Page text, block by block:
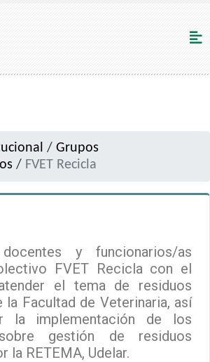
/ Grupos
/ FVET Recicla
docentes y funcionarios/as
FVET Recicla con el
el tema de residuos
la Facultad de Veterinaria, así
la implementación de los
gestión de residuos
la RETEMA, Udelar.